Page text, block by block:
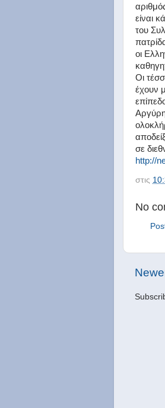
είναι
του
οι
Οι
έχουν
Αργύρη
σε
http://
στις
No